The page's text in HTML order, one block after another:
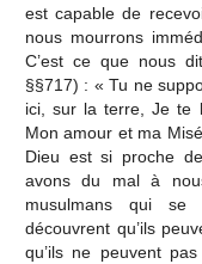
est capable de
nous mourrons
C’est ce que nous
§§717) : « Tu ne
ici, sur la terre, Je te
Mon amour et ma
Dieu est si proche
avons du mal à
musulmans qui se
découvrent qu’ils
qu’ils ne peuvent